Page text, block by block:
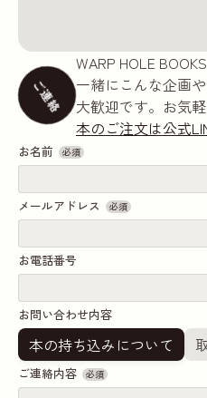
ご連絡
WARP HOLE
一緒にこんな企画
大歓迎です。お気
本のご注文は公式
お名前 必須
メールアドレス 必須
お電話番号
お問い合わせ内容
本の持ち込みについて
ご連絡内容 必須